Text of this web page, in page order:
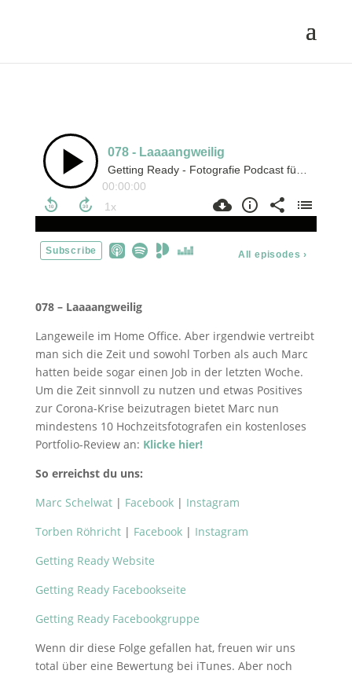
078 – Laaaangweilig
Langeweile im Home Office. Aber irgendwie vertreibt
man sich die Zeit und sowohl Torben als auch Marc
hatten beide sogar einen Job in der letzten Woche.
Um die Zeit sinnvoll zu nutzen und etwas Positives
zur Corona-Krise beizutragen bietet Marc nun
mindestens 10 Hochzeitsfotografen ein kostenloses
Portfolio-Review an: Klicke hier!
So erreichst du uns:
Marc Schelwat| Facebook| Instagram
Torben Röhricht| Facebook| Instagram
Getting Ready Website
Getting Ready Facebookseite
Getting Ready Facebookgruppe
Wenn dir diese Folge gefallen hat, freuen wir uns
total über eine Bewertung bei iTunes. Aber noch